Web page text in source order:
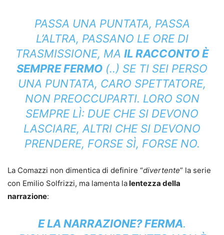
PASSA UNA PUNTATA, PASSA
L’ALTRA, PASSANO LE ORE DI
TRASMISSIONE, MA IL RACCONTO È
SEMPRE FERMO (..) SE TI SEI PERSO
UNA PUNTATA, CARO SPETTATORE,
NON PREOCCUPARTI. LORO SON
SEMPRE LÌ: DUE CHE SI DEVONO
LASCIARE, ALTRI CHE SI DEVONO
PRENDERE, FORSE SÌ, FORSE NO.
La Comazzi non dimentica di definire “divertente” la serie
con Emilio Solfrizzi, ma lamenta lalentezza della
narrazione:
E LA NARRAZIONE? FERMA.